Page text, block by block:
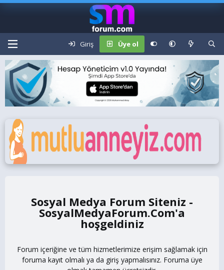
Giriş Üye ol
Sosyal Medya Forum Siteniz -
SosyalMedyaForum.Com
Forum içeriğine ve tüm hizmetlerimize erişim sağlamak için
foruma kayıt olmalı ya da giriş yapmalısınız. Foruma üye